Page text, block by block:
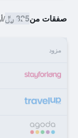
صفقات من325 ﷼ /
مزود